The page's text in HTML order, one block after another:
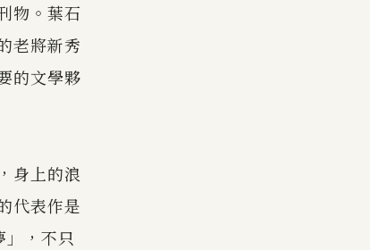
物。葉石
老將新秀
的文學夥
身上的浪
代表作是
，不只